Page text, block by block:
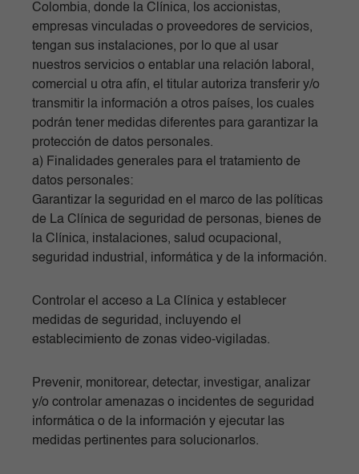
Colombia, donde la Clínica, los accionistas,
empresas vinculadas o proveedores de servicios,
tengan sus instalaciones, por lo que al usar
nuestros servicios o entablar una relación laboral,
comercial u otra afín, el titular autoriza transferir y/o
transmitir la información a otros países, los cuales
podrán tener medidas diferentes para garantizar la
protección de datos personales.
a) Finalidades generales para el tratamiento de
datos personales:
Garantizar la seguridad en el marco de las políticas
de La Clínica de seguridad de personas, bienes de
la Clínica, instalaciones, salud ocupacional,
seguridad industrial, informática y de la información.
Controlar el acceso a La Clínica y establecer
medidas de seguridad, incluyendo el
establecimiento de zonas video-vigiladas.
Prevenir, monitorear, detectar, investigar, analizar
y/o controlar amenazas o incidentes de seguridad
informática o de la información y ejecutar las
medidas pertinentes para solucionarlos.